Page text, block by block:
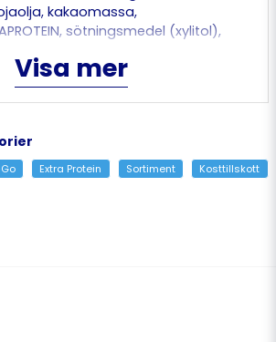
kakaomassa,
sötningsmedel (xylitol),
sötningsmedel (sukralos). Kan
SOM INNEHÅLLER GLUTEN,
och SESAMFRÖ. Proteinbar med
Innehåller sötningsmedel.
förekommande socker. Förvaring:
Visa mer
Extra Protein Sortiment Kosttillskott